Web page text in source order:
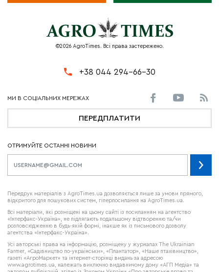
©2026 AgroTimes. Всі права застережено.
+38 044 294-66-30
ПЕРЕДПЛАТИТИ
ОТРИМУЙТЕ ОСТАННІ НОВИНИ
Передрук матеріалів з AgroTimes.ua дозволяється лише за умови прямого,
відкритого для пошукових систем, гіперпосилання на AgroTimes.ua.
Всі матеріали, які розміщені на цьому сайті із посиланням на агентство
«Інтерфакс-Україна», не підлягають подальшому відтворенню та/чи
розповсюдженню в будь-якій формі, інакше як із письмового дозволу
агентства «Інтерфакс-Україна».
Усі авторські права на інформацію, розміщену у журналах The Ukrainian
Farmer, «Садівництво по-українськи», «Плантатор», «Наше птахівництво»,
газеті «АгроМаркет» та інтернет-сторінці видань за адресою
www.agrotimes.ua, належать виключно видавничому дому «АГП Медіа» та